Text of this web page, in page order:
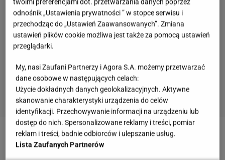
Zobacz wideoKate Hudson zaprezentowała
twoimi preferencjami dot. przetwarzania danych poprzez
odnośnik „Ustawienia prywatności ” w stopce serwisu i
przechodząc do „Ustawień Zaawansowanych”. Zmiana
ustawień plików cookie możliwa jest także za pomocą ustawień
przeglądarki.
My, nasi Zaufani Partnerzy i Agora S.A. możemy przetwarzać
dane osobowe w następujących celach:
Użycie dokładnych danych geolokalizacyjnych. Aktywne
skanowanie charakterystyki urządzenia do celów
identyfikacji. Przechowywanie informacji na urządzeniu lub
dostęp do nich. Spersonalizowane reklamy i treści, pomiar
reklam i treści, badnie odbiorców i ulepszanie usług.
Lista Zaufanych Partnerów